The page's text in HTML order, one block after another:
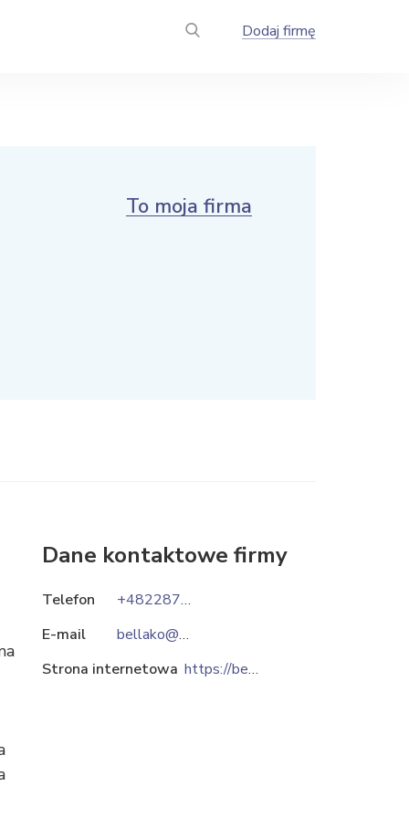
Dodaj firmę
To moja firma
Dane kontaktowe firmy
Telefon
+48228701157
E-mail
bellako@bellako.com.pl
Strona internetowa
https://bellako.com.pl